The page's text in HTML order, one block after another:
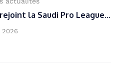
la Saudi Pro League...
2026